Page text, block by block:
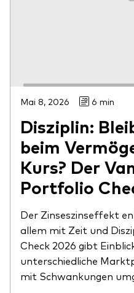
Mai 8, 2026 6 min
Disziplin:
beim
Kurs? Der
Portfolio
Der Zinseszinseffekt
allem mit Zeit und
Check 2026 gibt
unterschiedliche
mit Schwankungen